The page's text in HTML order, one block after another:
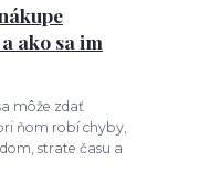
ako sa im
môže zdať
ňom robí chyby,
strate času a